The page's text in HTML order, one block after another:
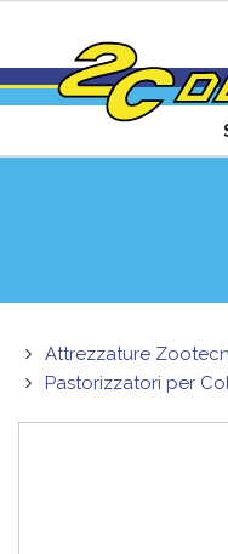
Attrezzature
Pastorizzatori per